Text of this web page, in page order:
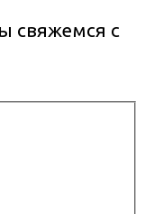
свяжемся с